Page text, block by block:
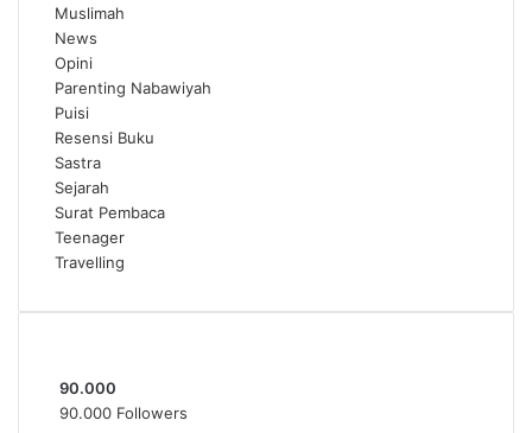
Muslimah
News
Opini
Parenting Nabawiyah
Puisi
Resensi Buku
Sastra
Sejarah
Surat Pembaca
Teenager
Travelling
90.000
90.000 Followers